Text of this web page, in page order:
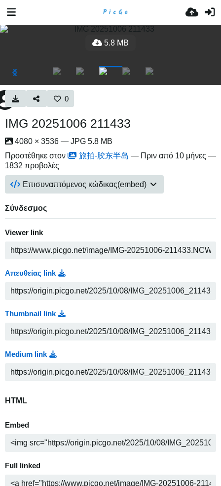
5.8 MB
0
IMG 20251006 211433
4080 × 3536 — JPG 5.8 MB
Προστέθηκε στον
旅拍-胶东半岛 — Πριν από 10 μήνες —
1832 προβολές
Επισυναπτόμενος κώδικας(embed)
Σύνδεσμος
Viewer link
Απευθείας link
Thumbnail link
Medium link
HTML
Embed
Full linked